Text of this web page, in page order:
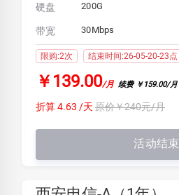
硬盘 200G
带宽 30Mbps
限购:2次 结束时间:26-05-20-23点
￥139.00/月 续费 ￥159.00/月
折算 4.63 /天 原价￥240元/月
活动结束